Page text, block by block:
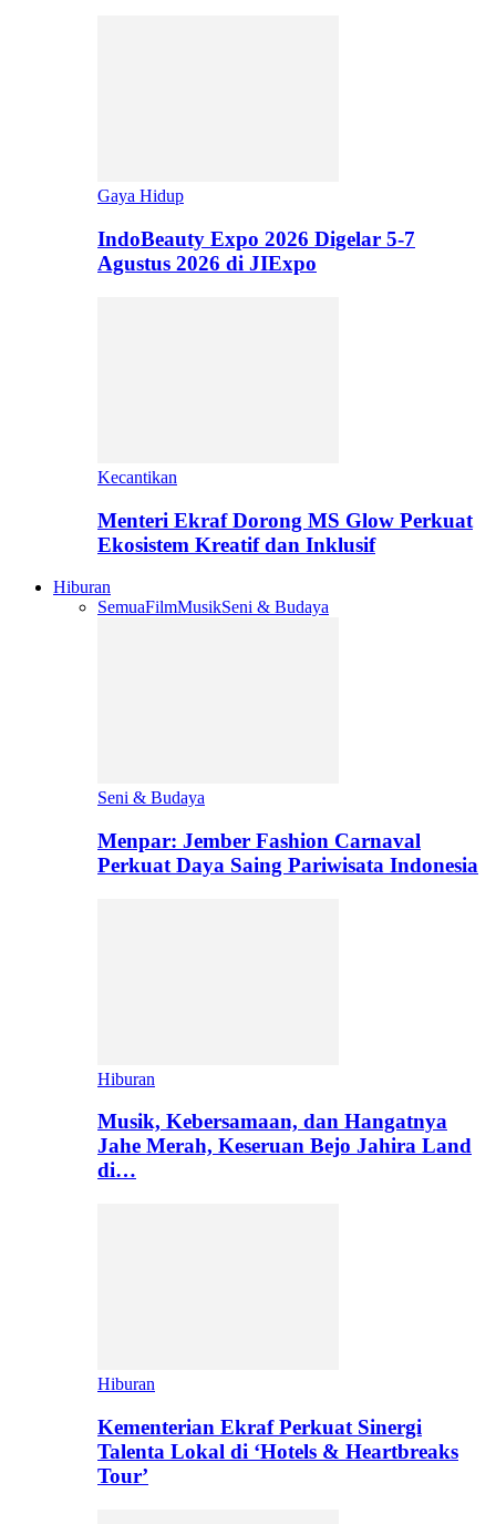
Gaya Hidup
IndoBeauty Expo 2026 Digelar 5-7
Agustus 2026 di JIExpo
Kecantikan
Menteri Ekraf Dorong MS Glow Perkuat
Ekosistem Kreatif dan Inklusif
Hiburan
SemuaFilmMusikSeni & Budaya
Seni & Budaya
Menpar: Jember Fashion Carnaval
Perkuat Daya Saing Pariwisata Indonesia
Hiburan
Musik, Kebersamaan, dan Hangatnya
Jahe Merah, Keseruan Bejo Jahira Land
di…
Hiburan
Kementerian Ekraf Perkuat Sinergi
Talenta Lokal di ‘Hotels & Heartbreaks
Tour’